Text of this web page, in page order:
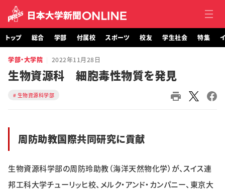
トップ
付属校
スポーツ
校友
トップ 総合 学部 付属校 スポーツ 校友 学生社会 特集
学部・大学院 2022年11月28日
生物資源科 細胞毒性物質を発見
生物資源科学部
周防助教国際共同研究に貢献
生物資源科学部の周防玲助教（海洋天然物化学）が、スイス連
邦工科大学チューリッヒ校、メルク・アンド・カンパニー、東京大